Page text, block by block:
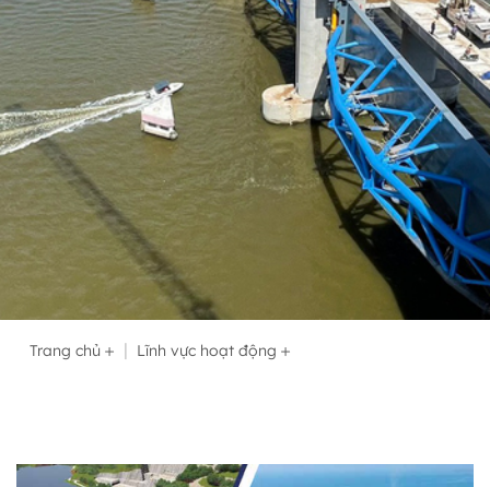
Trang chủ Lĩnh vực hoạt động